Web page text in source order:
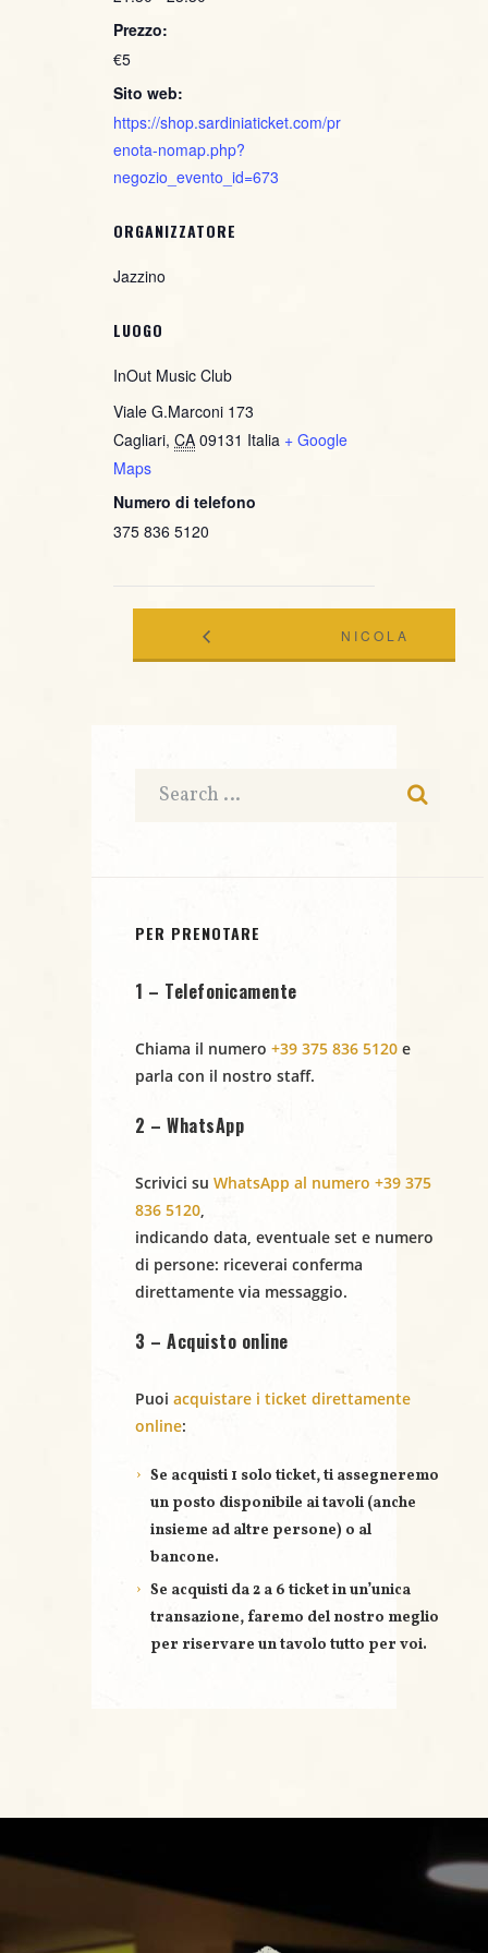
Prezzo:
€5
Sito web:
https://shop.sardiniaticket.com/pr
enota-nomap.php?
negozio_evento_id=673
LUOGO
InOut Music Club
Viale G.Marconi 173
Cagliari, CA 09131 Italia + Google
Maps
Numero di telefono
375 836 5120
ORGANIZZATORE
Jazzino
A LUCIO
NICOLA
QUINTET @
PER PRENOTARE
1 – Telefonicamente
Chiama il numero +39 375 836 5120 e
parla con il nostro staff.
2 – WhatsApp
Scrivici su WhatsApp al numero +39 375
836 5120
indicando data eventuale set e numero
di persone: riceverai conferma
direttamente via messaggio.
3 – Acquisto online
Puoi acquistare i ticket direttamente
online:
Se acquisti 1 solo ticket, ti assegneremo
un posto disponibile ai tavoli (anche
insieme ad altre persone) o al
bancone.
Se acquisti da 2 a 6 ticketin un’unica
transazione, faremo del nostro meglio
per riservare untavolo tutto per voi.